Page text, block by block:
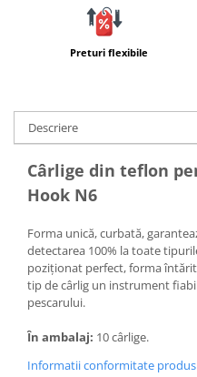
Nada si momeala
Wafters
Pop-up
Momeala artificiala
Seminte si mix de seminte
Pescuit la copca
Bagajerie pescuit
Genti
Lazi
Huse
Penare
Preturi flexibile
Descriere
Cârlige din teflon
Hook N6
Forma unică, curbată,
detectarea 100% la toate
poziționat perfect, forma
tip de cârlig un instrument
pescarului.
În ambalaj: 10 cârlige.
Informatii conformitate produs